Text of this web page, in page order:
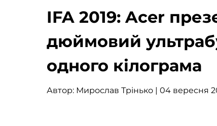
IFA 2019: Acer
дюймовий
одного кілограма
Автор: Мирослав Трінько | 04 вересня